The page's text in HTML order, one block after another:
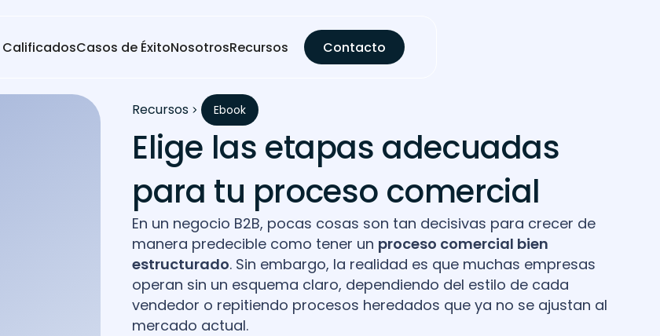
CalificadosCasos de ÉxitoNosotrosRecursos Contacto
Recursos Ebook
Elige las etapas adecuadas
para tu proceso comercial
En un negocio B2B, pocas cosas son tan decisivas para crecer de
manera predecible como tener un proceso comercial bien
estructurado. Sin embargo, la realidad es que muchas empresas
operan sin un esquema claro, dependiendo del estilo de cada
vendedor o repitiendo procesos heredados que ya no se ajustan al
mercado actual.